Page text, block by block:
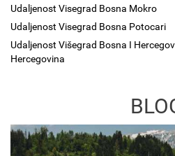
Udaljenost Visegrad Bosna Mokro
Udaljenost Visegrad Bosna Potocari
Udaljenost Višegrad Bosna I
Hercegovina